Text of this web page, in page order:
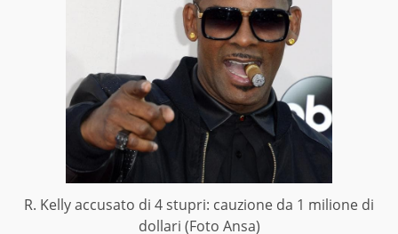
R. Kelly accusato di 4 stupri: cauzione da 1 milione di
dollari (Foto Ansa)